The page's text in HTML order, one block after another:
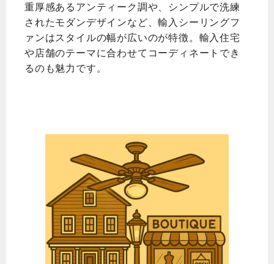
重厚感あるアンティーク調や、シンプルで洗練
されたモダンデザインなど、輸入シーリングフ
ァンはスタイルの幅が広いのが特徴。輸入住宅
や店舗のテーマに合わせてコーディネートでき
るのも魅力です。